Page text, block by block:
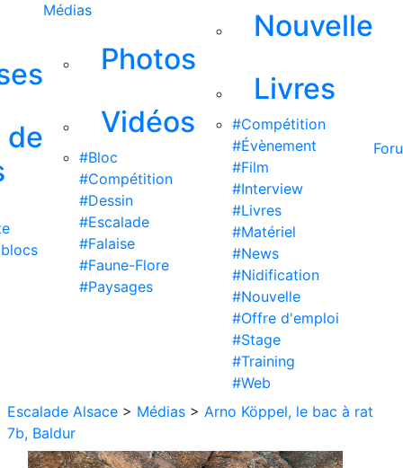
de
Médias
Photos
Vidéos
#Bloc
#Compétition
#Dessin
#Escalade
#Falaise
#Faune-Flore
#Paysages
Nouvelle
Livres
#Compétition
#Évènement
#Film
#Interview
#Livres
#Matériel
#News
#Nidification
#Nouvelle
#Offre d'emploi
#Stage
#Training
#Web
Escalade Alsace > Médias > Arno Köppel, le bac à rat
7b, Baldur